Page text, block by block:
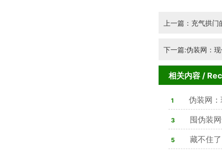
上一篇：充气拱
下一篇:伪装网：
相关内容 /
1 伪装网：
3
囤伪装
合法可用，隐
5
藏不住